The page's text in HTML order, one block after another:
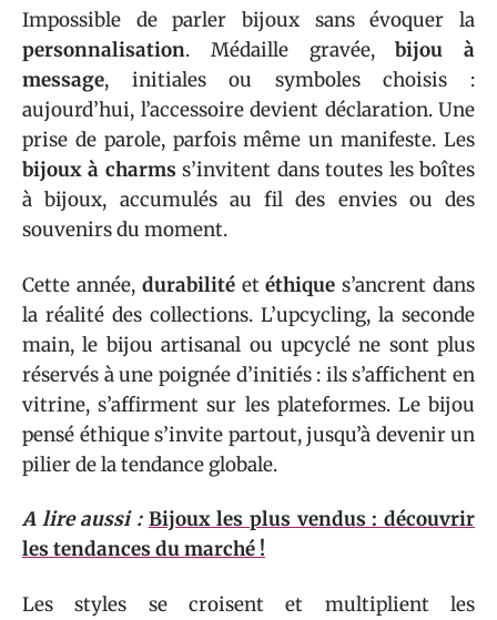
Impossible de parler bijoux sans évoquer la
personnalisation. Médaille gravée,bijou à
message, initiales ou symboles choisis :
aujourd’hui, l’accessoire devient déclaration. Une
prise de parole, parfois même un manifeste. Les
bijoux à charms s’invitent dans toutes les boîtes
à bijoux, accumulés au fil des envies ou des
souvenirs du moment.
Cette année, durabilitéetéthique s’ancrent dans
la réalité des collections. L’upcycling, la seconde
main, le bijou artisanal ou upcyclé ne sont plus
réservés à une poignée d’initiés : ils s’affichent en
vitrine, s’affirment sur les plateformes. Le bijou
pensé éthique s’invite partout, jusqu’à devenir un
pilier de la tendance globale.
A lire aussi : Bijoux les plus vendus : découvrir
les tendances du marché !
Les styles se croisent et multiplient les